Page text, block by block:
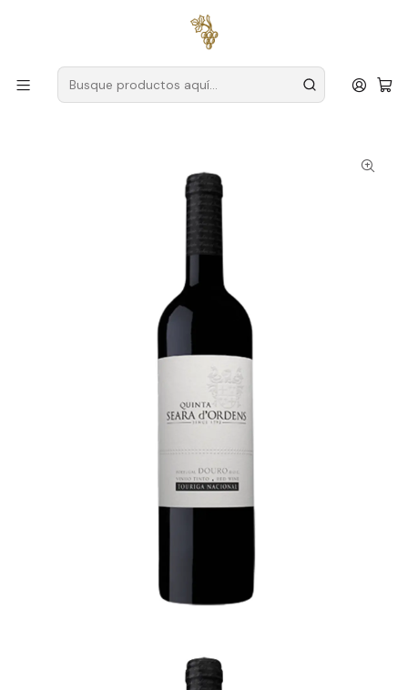
para pedidos superiores a
Productores Duero
Granja Seara D'Ordens
Seara D Ordens Reserva Touriga Nacional 2018 Vino Tinto
Duero 75cl